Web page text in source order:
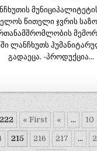
წითელი ჯვრის
ლანჩხუთს
გადაეცა. -პროდუქცია…
« First « ... 10
215 216 217 ...